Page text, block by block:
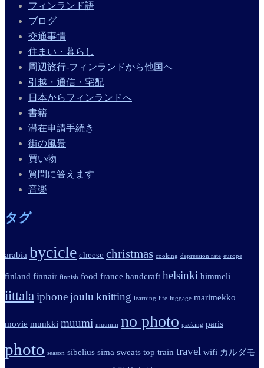
フィンランド語
ブログ
交通事情
住まい・暮らし
周辺旅行-フィンランドから他国へ
引越・通信・宅配
日本からフィンランドへ
書籍
滞在申請手続き
街の風景
買い物
質問に答えます
音楽
タグ
arabia bycicle cheese christmas cooking depression rate europe
finland finnair finnish food france handcraft helsinki himmeli
iittala iphonejoulu knitting learning life luggage marimekko
movie munkki muumi muumin no photo packing paris
photo season sibelius sima sweats top train travel wifi カルダモ